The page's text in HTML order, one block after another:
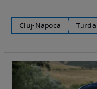
Cluj-Napoca Turda